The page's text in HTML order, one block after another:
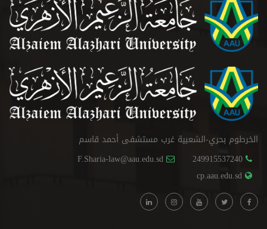
الخرطوم بحري-الشعبية غرب مستشفى أحمد قاسم
249915537240
F.Sharia-law@aau.edu.sd
cp.aau.edu.sd